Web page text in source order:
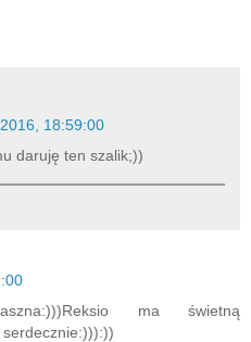
18:59:00
daruję ten szalik;))
ma świetną